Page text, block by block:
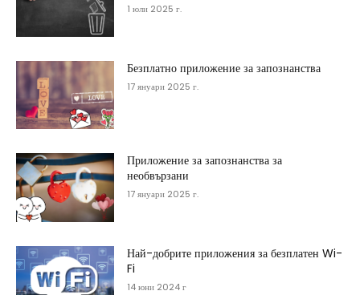
1 юли 2025 г.
Безплатно приложение за запознанства
17 януари 2025 г.
Приложение за запознанства за
необвързани
17 януари 2025 г.
Най-добрите приложения за безплатен Wi-
Fi
14 юни 2024 г